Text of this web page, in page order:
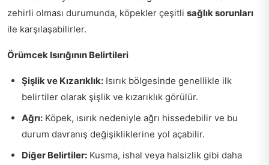
zehirli olması durumunda, köpekler çeşitli sağlık sorunları
ile karşılaşabilirler.
Örümcek Isırığının Belirtileri
Şişlik ve Kızarıklık: Isırık bölgesinde genellikle ilk
belirtiler olarak şişlik ve kızarıklık görülür.
Ağrı: Köpek, ısırık nedeniyle ağrı hissedebilir ve bu
durum davranış değişikliklerine yol açabilir.
Diğer Belirtiler: Kusma, ishal veya halsizlik gibi daha